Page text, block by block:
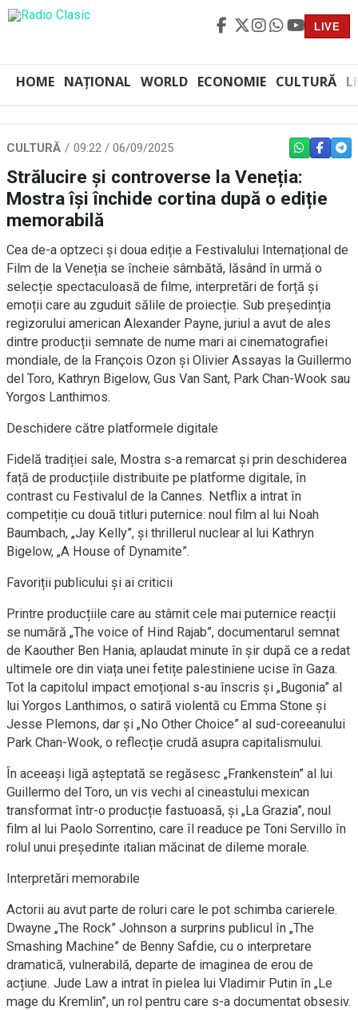
LIVE
HOME NAȚIONAL WORLD ECONOMIE CULTURĂ
CULTURĂ 09:22 / 06/09/2025 WHATSAPP
Strălucire și controverse la Veneția:
Mostra își închide cortina după o ediție
memorabilă
Cea de-a optzeci și doua ediție a Festivalului Internațional de
Film de la Veneția se încheie sâmbătă, lăsând în urmă o
selecție spectaculoasă de filme, interpretări de forță și
emoții care au zguduit sălile de proiecție. Sub președinția
regizorului american Alexander Payne, juriul a avut de ales
dintre producții semnate de nume mari ai cinematografiei
mondiale, de la François Ozon și Olivier Assayas la Guillermo
del Toro, Kathryn Bigelow, Gus Van Sant, Park Chan-Wook sau
Yorgos Lanthimos.
Deschidere către platformele digitale
Fidelă tradiției sale, Mostra s-a remarcat și prin deschiderea
față de producțiile distribuite pe platforme digitale, în
contrast cu Festivalul de la Cannes. Netflix a intrat în
competiție cu două titluri puternice: noul film al lui Noah
Baumbach, „Jay Kelly”, și thrillerul nuclear al lui Kathryn
Bigelow, „A House of Dynamite”.
Favoriții publicului și ai criticii
Printre producțiile care au stârnit cele mai puternice reacții
se numără „The voice of Hind Rajab”, documentarul semnat
de Kaouther Ben Hania, aplaudat minute în șir după ce a redat
ultimele ore din viața unei fetițe palestiniene ucise în Gaza.
Tot la capitolul impact emoțional s-au înscris și „Bugonia” al
lui Yorgos Lanthimos, o satiră violentă cu Emma Stone și
Jesse Plemons, dar și „No Other Choice” al sud-coreeanului
Park Chan-Wook, o reflecție crudă asupra capitalismului.
În aceeași ligă așteptată se regăsesc „Frankenstein” al lui
Guillermo del Toro, un vis vechi al cineastului mexican
transformat într-o producție fastuoasă, și „La Grazia”, noul
film al lui Paolo Sorrentino, care îl readuce pe Toni Servillo în
rolul unui președinte italian măcinat de dileme morale.
Interpretări memorabile
Actorii au avut parte de roluri care le pot schimba carierele.
Dwayne „The Rock” Johnson a surprins publicul în „The
Smashing Machine” de Benny Safdie, cu o interpretare
dramatică, vulnerabilă, departe de imaginea de erou de
acțiune. Jude Law a intrat în pielea lui Vladimir Putin în „Le
mage du Kremlin”, un rol pentru care s-a documentat obsesiv.